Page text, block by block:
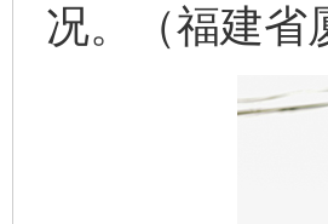
况。（福建省